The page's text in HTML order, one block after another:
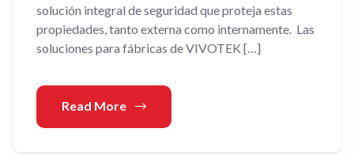
solución integral de seguridad que proteja estas
propiedades, tanto externa como internamente. Las
soluciones para fábricas de VIVOTEK […]
Read More